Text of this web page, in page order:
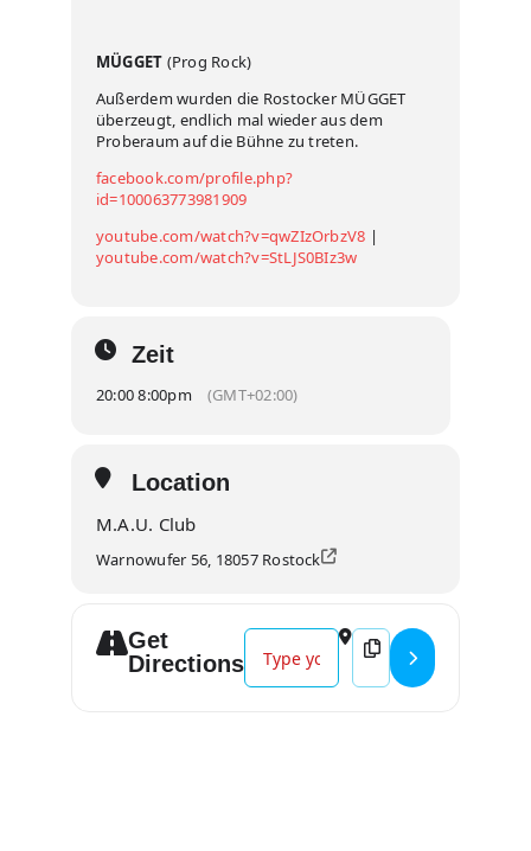
MÜGGET (Prog Rock)
Außerdem wurden die Rostocker MÜGGET
überzeugt, endlich mal wieder aus dem
Proberaum auf die Bühne zu treten.
facebook.com/profile.php?
id=100063773981909
youtube.com/watch?v=qwZIzOrbzV8 |
youtube.com/watch?v=StLJS0BIz3w
Zeit
20:00 8:00pm (GMT+02:00)
Location
M.A.U. Club
Warnowufer 56, 18057 Rostock
Get
Directions
Address - Doomstone #41 mit
Destination Address